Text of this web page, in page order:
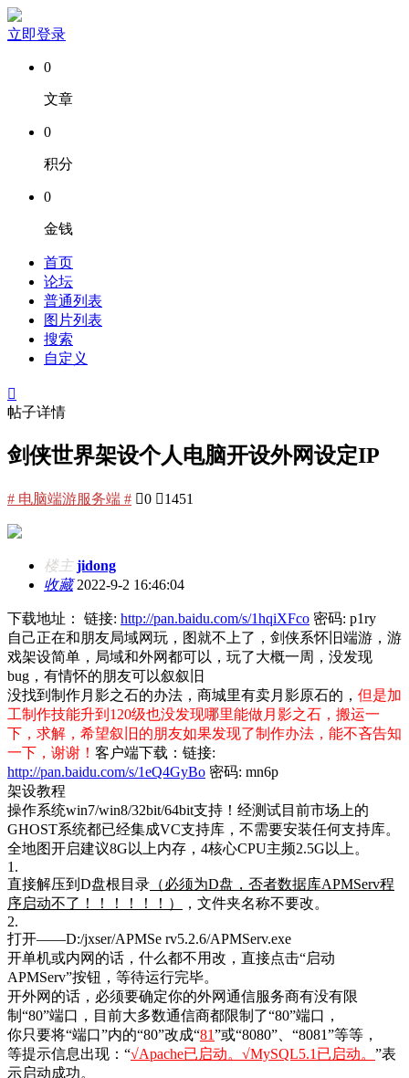
立即登录
0
文章
0
积分
0
金钱
首页
论坛
普通列表
图片列表
搜索
自定义

帖子详情
剑侠世界架设个人电脑开设外网设定IP
# 电脑端游服务端 # 0 1451
楼主 jidong
收藏2022-9-2 16:46:04
下载地址： 链接: http://pan.baidu.com/s/1hqiXFco 密码: p1ry
自己正在和朋友局域网玩，图就不上了，剑侠系怀旧端游，游
戏架设简单，局域和外网都可以，玩了大概一周，没发现
bug，有情怀的朋友可以叙叙旧
没找到制作月影之石的办法，商城里有卖月影原石的， 但是加
工制作技能升到120级也没发现哪里能做月影之石，搬运一
下，求解，希望叙旧的朋友如果发现了制作办法，能不吝告知
一下 ，谢谢！ 客户端下载： 链接:
http://pan.baidu.com/s/1eQ4GyBo 密码: mn6p
架设教程
操作系统win7/win8/32bit/64bit支持！经测试目前市场上的
GHOST系统都已经集成VC支持库，不需要安装任何支持库。
全地图开启建议8G以上内存，4核心CPU主频2.5G以上。
1.
直接解压到D盘根目录 （必须为D盘，否者数据库APMServ程
序启动不了！！！！！！）
，文件夹名称不要改。
2.
打开——D:/jxser/APMSe rv5.2.6/APMServ.exe
开单机或内网的话，什么都不用改，直接点击“启动
APMServ”按钮，等待运行完毕。
开外网的话，必须要确定你的外网通信服务商有没有限
制“80”端口，目前大多数通信商都限制了“80”端口，
你只要将“端口”内的“80”改成“81”或“8080”、“8081”等等，
等提示信息出现：“√Apache已启动。√MySQL5.1已启动。 ”表
示启动成功。